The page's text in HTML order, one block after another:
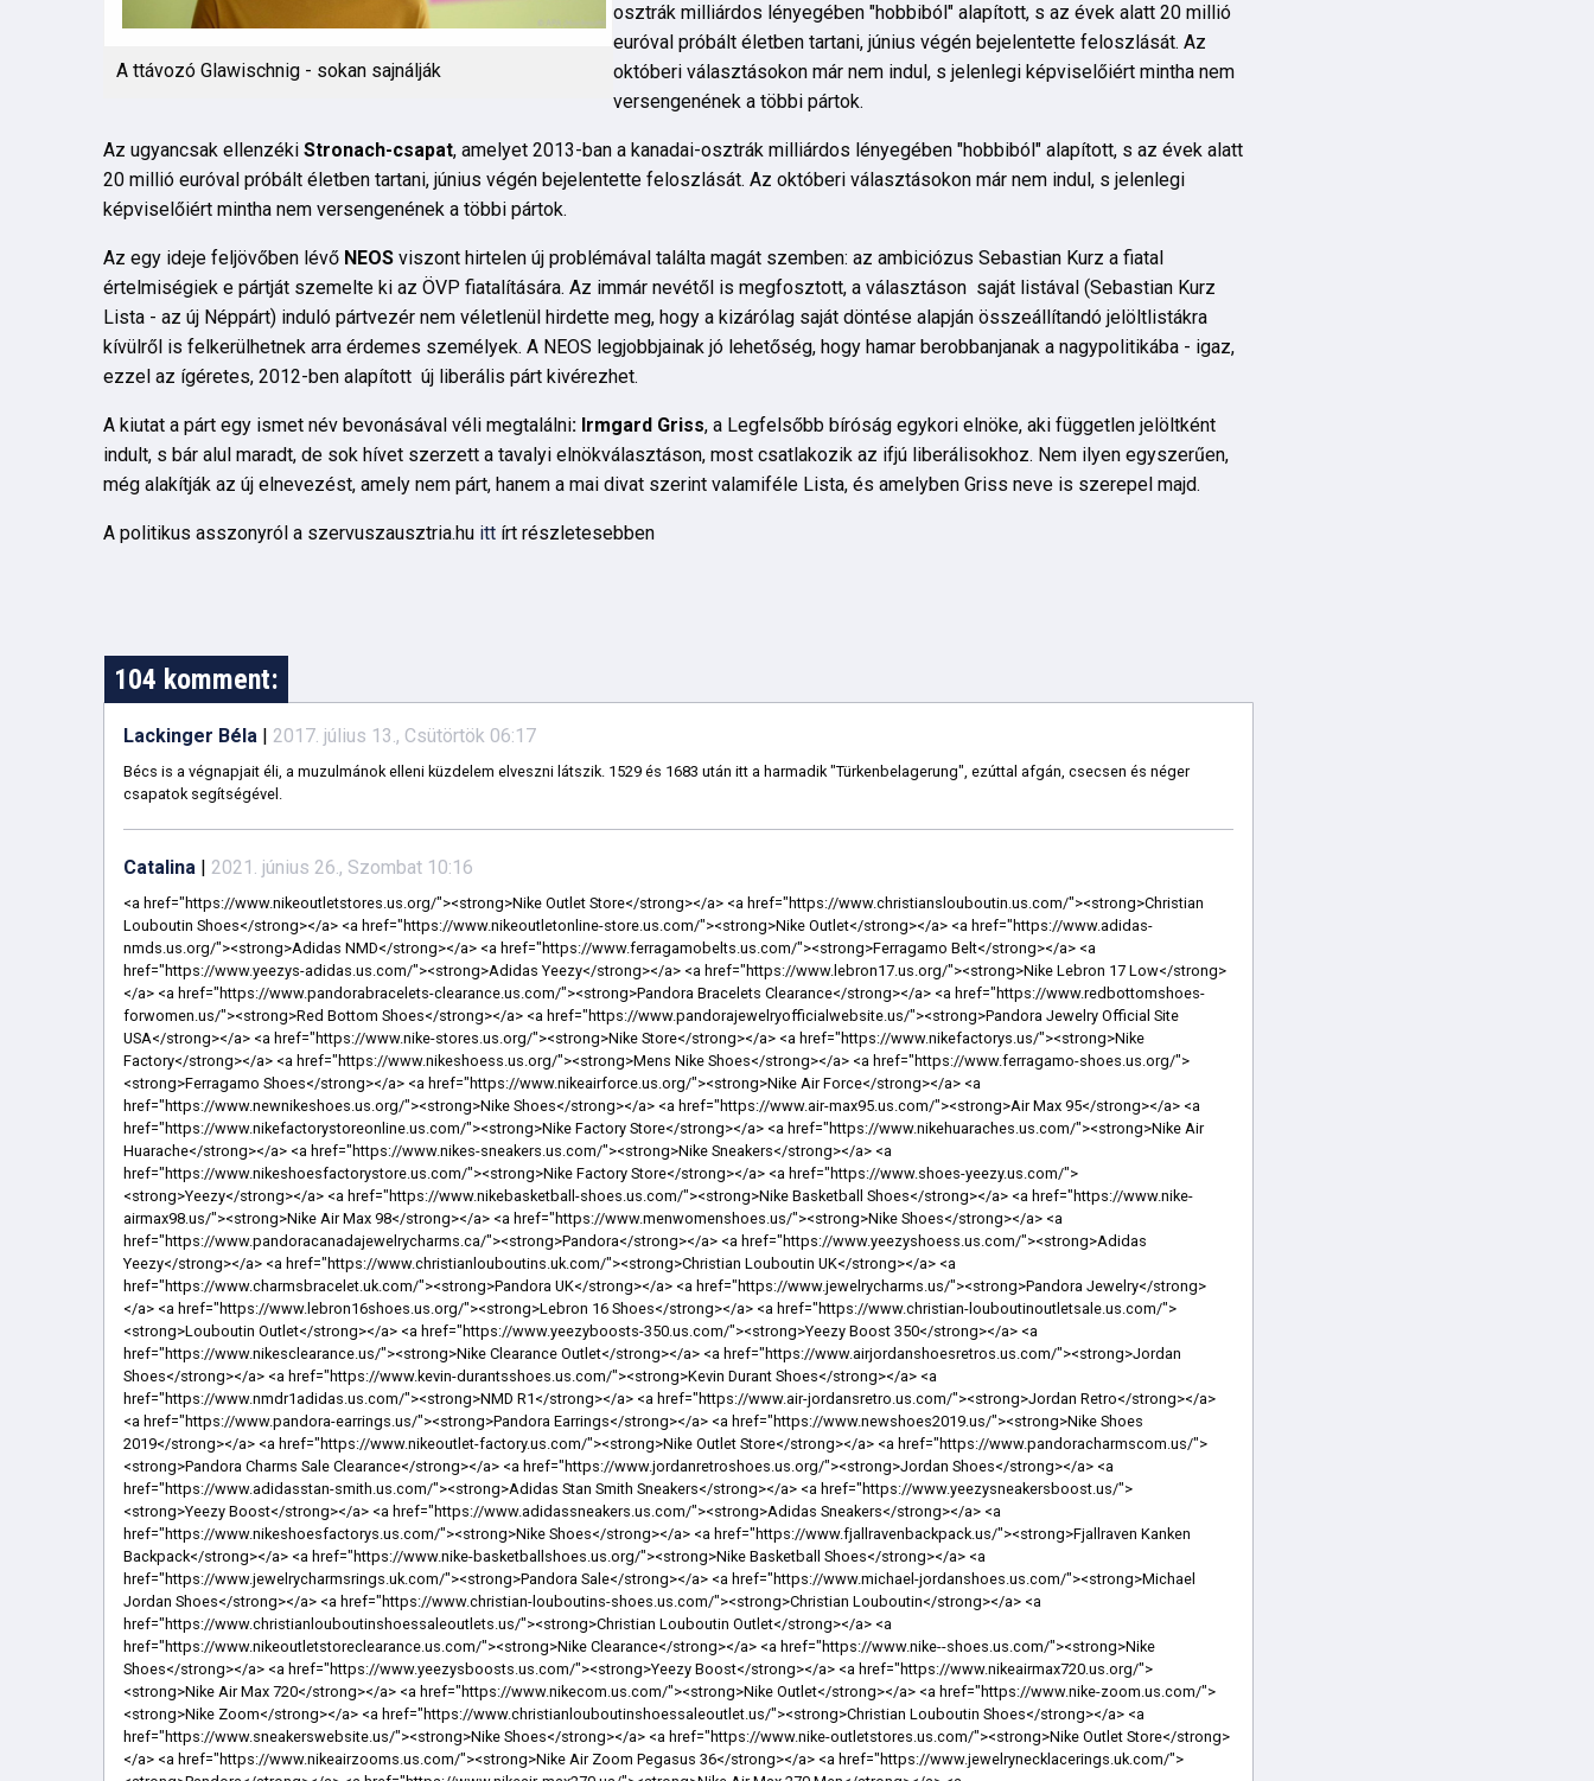
A ttávozó Glawischnig - sokan sajnálják
osztrák milliárdos lényegében "hobbiból" alapított, s az évek alatt 20 millió
euróval próbált életben tartani, június végén bejelentette feloszlását. Az
októberi választásokon már nem indul, s jelenlegi képviselőiért mintha nem
versengenének a többi pártok.
Az ugyancsak ellenzéki Stronach-csapat, amelyet 2013-ban a kanadai-osztrák milliárdos lényegében "hobbiból" alapított, s az évek alatt
20 millió euróval próbált életben tartani, június végén bejelentette feloszlását. Az októberi választásokon már nem indul, s jelenlegi
képviselőiért mintha nem versengenének a többi pártok.
Az egy ideje feljövőben lévő NEOS viszont hirtelen új problémával találta magát szemben: az ambiciózus Sebastian Kurz a fiatal
értelmiségiek e pártját szemelte ki az ÖVP fiatalítására. Az immár nevétől is megfosztott, a választáson saját listával (Sebastian Kurz
Lista - az új Néppárt) induló pártvezér nem véletlenül hirdette meg, hogy a kizárólag saját döntése alapján összeállítandó jelöltlistákra
kívülről is felkerülhetnek arra érdemes személyek. A NEOS legjobbjainak jó lehetőség, hogy hamar berobbanjanak a nagypolitikába - igaz,
ezzel az ígéretes, 2012-ben alapított új liberális párt kivérezhet.
A kiutat a párt egy ismet név bevonásával véli megtalálni: Irmgard Griss, a Legfelsőbb bíróság egykori elnöke, aki független jelöltként
indult, s bár alul maradt, de sok hívet szerzett a tavalyi elnökválasztáson, most csatlakozik az ifjú liberálisokhoz. Nem ilyen egyszerűen,
még alakítják az új elnevezést, amely nem párt, hanem a mai divat szerint valamiféle Lista, és amelyben Griss neve is szerepel majd.
A politikus asszonyról a szervuszausztria.hu itt írt részletesebben
104 komment:
Lackinger Béla | 2017. július 13., Csütörtök 06:17
Bécs is a végnapjait éli, a muzulmánok elleni küzdelem elveszni látszik. 1529 és 1683 után itt a harmadik "Türkenbelagerung", ezúttal afgán, csecsen és néger
csapatok segítségével.
Catalina | 2021. június 26., Szombat 10:16
<a href="https://www.nikeoutletstores.us.org/"><strong>Nike Outlet Store</strong></a> <a href="https://www.christianslouboutin.us.com/"><strong>Christian Louboutin Shoes</strong></a> <a href="https://www.nikeoutletonline-store.us.com/"><strong>Nike Outlet</strong></a> <a href="https://www.adidas-nmds.us.org/"><strong>Adidas NMD</strong></a> <a href="https://www.ferragamobelts.us.com/"><strong>Ferragamo Belt</strong></a> <a href="https://www.yeezys-adidas.us.com/"><strong>Adidas Yeezy</strong></a> <a href="https://www.lebron17.us.org/"><strong>Nike Lebron 17 Low</strong></a> <a href="https://www.pandorabracelets-clearance.us.com/"><strong>Pandora Bracelets Clearance</strong></a> <a href="https://www.redbottomshoes-forwomen.us/"><strong>Red Bottom Shoes</strong></a> <a href="https://www.pandorajewelryofficialwebsite.us/"><strong>Pandora Jewelry Official Site USA</strong></a> <a href="https://www.nike-stores.us.org/"><strong>Nike Store</strong></a> <a href="https://www.nikefactorys.us/"><strong>Nike Factory</strong></a> <a href="https://www.nikeshoess.us.org/"><strong>Mens Nike Shoes</strong></a> <a href="https://www.ferragamo-shoes.us.org/"><strong>Ferragamo Shoes</strong></a> <a href="https://www.nikeairforce.us.org/"><strong>Nike Air Force</strong></a> <a href="https://www.newnikeshoes.us.org/"><strong>Nike Shoes</strong></a> <a href="https://www.air-max95.us.com/"><strong>Air Max 95</strong></a> <a href="https://www.nikefactorystoreonline.us.com/"><strong>Nike Factory Store</strong></a> <a href="https://www.nikehuaraches.us.com/"><strong>Nike Air Huarache</strong></a> <a href="https://www.nikes-sneakers.us.com/"><strong>Nike Sneakers</strong></a> <a href="https://www.nikeshoesfactorystore.us.com/"><strong>Nike Factory Store</strong></a> <a href="https://www.shoes-yeezy.us.com/"><strong>Yeezy</strong></a> <a href="https://www.nikebasketball-shoes.us.com/"><strong>Nike Basketball Shoes</strong></a> <a href="https://www.nike-airmax98.us/"><strong>Nike Air Max 98</strong></a> <a href="https://www.menwomenshoes.us/"><strong>Nike Shoes</strong></a> <a href="https://www.pandoracanadajewelrycharms.ca/"><strong>Pandora</strong></a> <a href="https://www.yeezyshoess.us.com/"><strong>Adidas Yeezy</strong></a> <a href="https://www.christianlouboutins.uk.com/"><strong>Christian Louboutin UK</strong></a> <a href="https://www.charmsbracelet.uk.com/"><strong>Pandora UK</strong></a> <a href="https://www.jewelrycharms.us/"><strong>Pandora Jewelry</strong></a> <a href="https://www.lebron16shoes.us.org/"><strong>Lebron 16 Shoes</strong></a> <a href="https://www.christian-louboutinoutletsale.us.com/"><strong>Louboutin Outlet</strong></a> <a href="https://www.yeezyboosts-350.us.com/"><strong>Yeezy Boost 350</strong></a> <a href="https://www.nikesclearance.us/"><strong>Nike Clearance Outlet</strong></a> <a href="https://www.airjordanshoesretros.us.com/"><strong>Jordan Shoes</strong></a> <a href="https://www.kevin-durantsshoes.us.com/"><strong>Kevin Durant Shoes</strong></a> <a href="https://www.nmdr1adidas.us.com/"><strong>NMD R1</strong></a> <a href="https://www.air-jordansretro.us.com/"><strong>Jordan Retro</strong></a> <a href="https://www.pandora-earrings.us/"><strong>Pandora Earrings</strong></a> <a href="https://www.newshoes2019.us/"><strong>Nike Shoes 2019</strong></a> <a href="https://www.nikeoutlet-factory.us.com/"><strong>Nike Outlet Store</strong></a> <a href="https://www.pandoracharmscom.us/"><strong>Pandora Charms Sale Clearance</strong></a> <a href="https://www.jordanretroshoes.us.org/"><strong>Jordan Shoes</strong></a> <a href="https://www.adidasstan-smith.us.com/"><strong>Adidas Stan Smith Sneakers</strong></a> <a href="https://www.yeezysneakersboost.us/"><strong>Yeezy Boost</strong></a> <a href="https://www.adidassneakers.us.com/"><strong>Adidas Sneakers</strong></a> <a href="https://www.nikeshoesfactorys.us.com/"><strong>Nike Shoes</strong></a> <a href="https://www.fjallravenbackpack.us/"><strong>Fjallraven Kanken Backpack</strong></a> <a href="https://www.nike-basketballshoes.us.org/"><strong>Nike Basketball Shoes</strong></a> <a href="https://www.jewelrycharmsrings.uk.com/"><strong>Pandora Sale</strong></a> <a href="https://www.michael-jordanshoes.us.com/"><strong>Michael Jordan Shoes</strong></a> <a href="https://www.christian-louboutins-shoes.us.com/"><strong>Christian Louboutin</strong></a> <a href="https://www.christianlouboutinshoessaleoutlets.us/"><strong>Christian Louboutin Outlet</strong></a> <a href="https://www.nikeoutletstoreclearance.us.com/"><strong>Nike Clearance</strong></a> <a href="https://www.nike--shoes.us.com/"><strong>Nike Shoes</strong></a> <a href="https://www.yeezysboosts.us.com/"><strong>Yeezy Boost</strong></a> <a href="https://www.nikeairmax720.us.org/"><strong>Nike Air Max 720</strong></a> <a href="https://www.nikecom.us.com/"><strong>Nike Outlet</strong></a> <a href="https://www.nike-zoom.us.com/"><strong>Nike Zoom</strong></a> <a href="https://www.christianlouboutinshoessaleoutlet.us/"><strong>Christian Louboutin Shoes</strong></a> <a href="https://www.sneakerswebsite.us/"><strong>Nike Shoes</strong></a> <a href="https://www.nike-outletstores.us.com/"><strong>Nike Outlet Store</strong></a> <a href="https://www.nikeairzooms.us.com/"><strong>Nike Air Zoom Pegasus 36</strong></a> <a href="https://www.jewelrynecklacerings.uk.com/"><strong>Pandora</strong></a> <a href="https://www.nikeair-max270.us/"><strong>Nike Air Max 270 Men</strong></a> <a href="https://www.moncleroutletuk.uk.com/"><strong>Moncler UK</strong></a> <a href="https://www.adidas-yeezysshoes.us.com/"><strong>Adidas Yeezy</strong></a> <a href="https://www.christian-louboutins.us.org/"><strong>Christian Louboutin Shoes</strong></a> <a href="https://www.ultra-boosts.us.com/"><strong>Adidas Ultra Boost</strong></a> <a href="https://www.nikeoutletonlineclearance.us.com/"><strong>Nike Outlet Online</strong></a> <a href="https://www.nikeairmax720.us.com/"><strong>Nike Air Max 720</strong></a> <a href="https://www.airforceones.us.com/"><strong>Air Force Ones</strong></a> <a href="https://www.outletstoreonlineshopping.us/"><strong>Nike Outlet Store</strong></a> <a href="https://www.lebron16shoes.us/"><strong>Lebron 16 Shoes</strong></a> <a href="https://www.new-nikeshoes.us.com/"><strong>New Nike Shoes 2019</strong></a> <a href="https://www.nikestores.us.org/"><strong>Nike Outlet Store Online</strong></a> <a href="https://www.airforce-1.us.org/"><strong>Air Force 1 Mid</strong></a> <a href="https://www.nike-clearance.us.com/"><strong>Nike Clearance</strong></a> <a href="https://www.valentinoshoessale.us.com/"><strong>Valentino Shoes</strong></a> <a href="https://www.nikeoutletstoreonline-shopping.us.com/"><strong>Nike Outlet Store Online</strong></a> <a href="https://www.nikeshoescybermondayblackfriday.us.com/"><strong>Nike Cyber Monday 2020</strong></a> <a href="https://www.nikeair-max.us.org/"><strong>Nike Air Max</strong></a> <a href="https://www.redbottomslouboutinshoes.us/"><strong>Louboutin Shoes</strong></a> <a href="https://www.airjordan-retro11.us.com/"><strong>Jordan 11</strong></a> <a href="https://www.fjallravenkankenbackpack.us/"><strong>Kanken Backpack</strong></a> <a href="https://www.nikereactuptempo.us.com/"><strong>Nike Air More Uptempo</strong></a> <a href="https://www.yeezy500.us.org/"><strong>Yeezy 500 Black</strong></a> <a href="https://www.jordanshoesforkids.us/"><strong>Jordan Kids</strong></a> <a href="https://www.pandorabraceletsforwomen.us/"><strong>Pandora Bracelet</strong></a> <a href="https://www.pandoracom.ca/"><strong>Pandora Canada</strong></a> <a href="https://www.pandora-us.us/"><strong>Pandora</strong></a> <a href="https://www.cheapnikesshoes.us.com/"><strong>Cheap Nike Shoes</strong></a> <a href="https://www.nikesneakersoutlet.us.org/"><strong>Nike Sneakers</strong></a> <a href="https://www.louboutinshoess.us/"><strong>Louboutin</strong></a> <a href="https://www.kyrie-irvingshoes.us.org/"><strong>Kyrie Irving Shoes</strong></a> <a href="https://www.yeezyscheap.us.com/"><strong>Yeezys</strong></a> <a href="https://www.nikesneakerssale.us.com/"><strong>Nike Sneakers For Men</strong></a> <a href="https://www.lebronjamesshoessale.us.com/"><strong>Lebrons Shoes</strong></a> <a href="https://www.nikefreernrun.us.com/"><strong>Nike Metcons</strong></a> <a href="https://www.lebron-jamesshoes.us.org/"><strong>Lebron James Shoes</strong></a> <a href="https://www.airmax2019.us.org/"><strong>Air Max 2019</strong></a> <a href="https://www.nikecortezshox.us.com/"><strong>Nike Cortez Men</strong></a> <a href="https://www.nikefreerun.us.org/"><strong>Nike Free</strong></a> <a href="https://www.charmsjewelryrings.uk.com/"><strong>Pandora Charms</strong></a> <a href="https://www.christianlouboutins-outlet.us.com/"><strong>Louboutin Shoes</strong></a> <a href="https://www.nike-outletstoreonlineshopping.us.com/"><strong>Nike Outlet Store Online Shopping</strong></a> <a href="https://www.airmax-98.us.com/"><strong>Nike Air Max 98</strong></a> <a href="https://www.kyrieirvingbasketballshoes.us.com/"><strong>Kyrie Irving Shoes</strong></a> <a href="https://www.nike-presto.us.com/"><strong>Nike Presto</strong></a> <a href="https://www.nikefactory-outlet.us.org/"><strong>Nike Factory Outlet</strong></a> <a href="https://www.nikeshoes2019.us.com/"><strong>Nike Shoes</strong></a> <a href="https://www.pandorashop.ca/"><strong>Pandora Canada</strong></a> <a href="https://www.max97trainers.uk.com/"><strong>Nike Air Max 90</strong></a> <a href="https://www.pandorasjewelryoutlet.us.com/"><strong>Pandora Jewelry</strong></a> <a href="https://www.christian-louboutin-shoes.us.org/"><strong>Christian Louboutin Heels</strong></a> <a href="https://www.red-bottomshoesforwomen.us.com/"><strong>Red Bottom Shoes</strong></a> <a href="https://www.airforce1shoes.us.com/"><strong>Nike Air Force 1</strong></a> <a href="https://www.shoesyeezy.us.com/"><strong>Yeezy</strong></a> <a href="https://www.airjordans-sneakers.us/"><strong>Jordans S